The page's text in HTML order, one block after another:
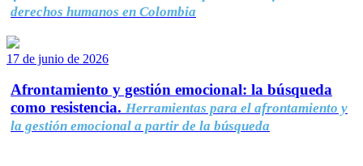
derechos humanos en Colombia
17 de junio de 2026
Afrontamiento y gestión emocional: la búsqueda
como resistencia. Herramientas para el afrontamiento y
la gestión emocional a partir de la búsqueda